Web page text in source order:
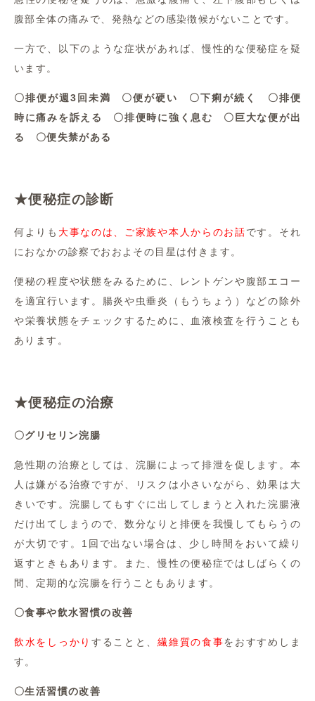
腹部全体の痛みで、発熱などの感染徴候がないことです。
一方で、以下のような症状があれば、慢性的な便秘症を疑
います。
〇排便が週3回未満 〇便が硬い 〇下痢が続く 〇排便
時に痛みを訴える 〇排便時に強く息む 〇巨大な便が出
る 〇便失禁がある
★便秘症の診断
何よりも 大事なのは、ご家族や本人からのお話です。それ
におなかの診察でおおよその目星は付きます。
便秘の程度や状態をみるために、レントゲンや腹部エコー
を適宜行います。腸炎や虫垂炎（もうちょう）などの除外
や栄養状態をチェックするために、血液検査を行うことも
あります。
★便秘症の治療
〇グリセリン浣腸
急性期の治療としては、浣腸によって排泄を促します。本
人は嫌がる治療ですが、リスクは小さいながら、効果は大
きいです。浣腸してもすぐに出してしまうと入れた浣腸液
だけ出てしまうので、数分なりと排便を我慢してもらうの
が大切です。1回で出ない場合は、少し時間をおいて繰り
返すときもあります。また、慢性の便秘症ではしばらくの
間、定期的な浣腸を行うこともあります。
〇食事や飲水習慣の改善
飲水をしっかり することと、繊維質の食事をおすすめしま
す。
〇生活習慣の改善